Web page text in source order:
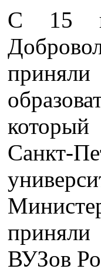
С 15
Санкт-
приняли
ВУЗов